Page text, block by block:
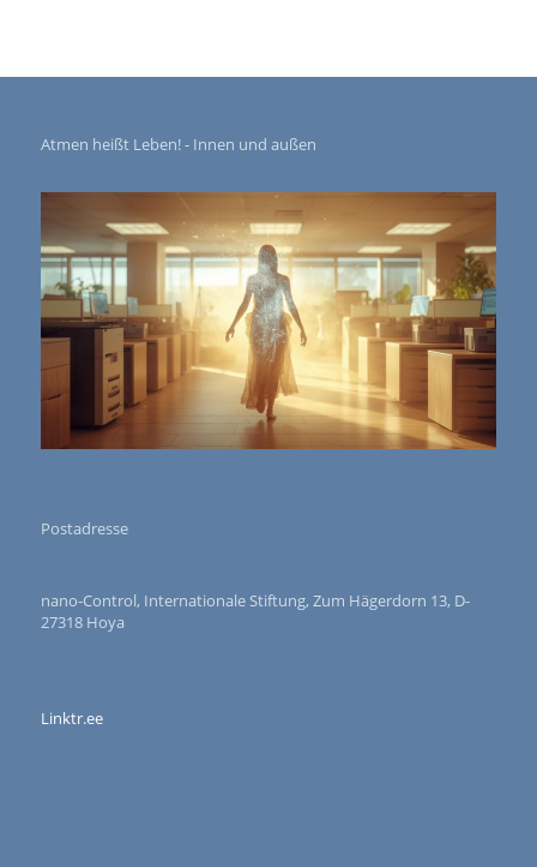
Atmen heißt Leben! - Innen und außen
Postadresse
nano-Control, Internationale Stiftung, Zum Hägerdorn 13, D-
27318 Hoya
Linktr.ee